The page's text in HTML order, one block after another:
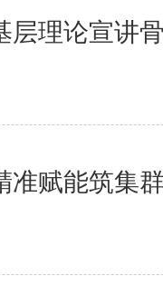
层理论宣讲
准赋能筑集